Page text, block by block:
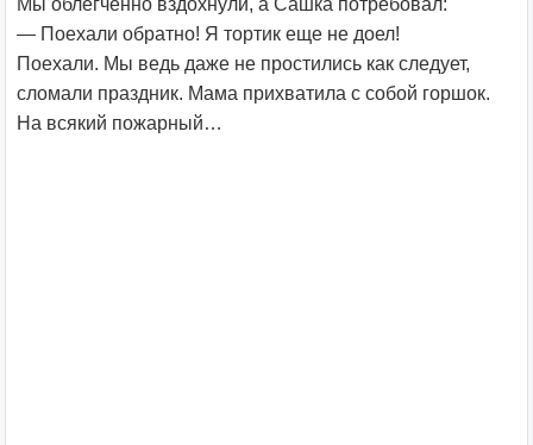
— Поехали обратно! Я тортик еще не доел!
Поехали. Мы ведь даже не простились как следует,
сломали праздник. Мама прихватила с собой горшок.
На всякий пожарный…